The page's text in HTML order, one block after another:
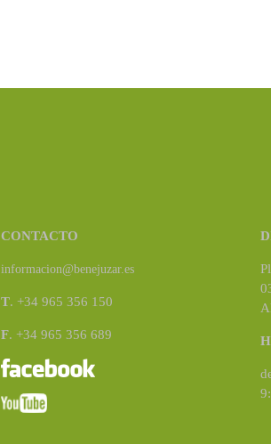
CONTACTO
informacion@benejuzar.es
T. +34 965 356 150
F. +34 965 356 689